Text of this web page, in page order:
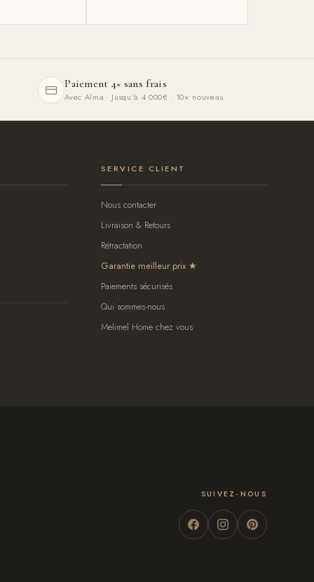
Paiement 4× sans frais
Avec Alma · Jusqu'à 4 000€ · 10× nouveau
SERVICE CLIENT
Nous contacter
Livraison & Retours
Rétractation
Garantie meilleur prix
Paiements sécurisés
Qui sommes-nous
Melimel Home chez vous
SUIVEZ-NOUS